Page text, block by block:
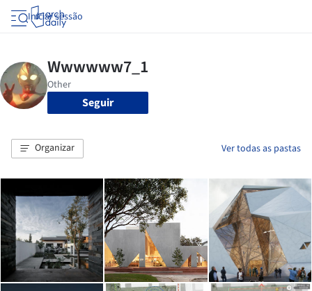
Iniciar sessão
Seguir
Organizar Ver todas as pastas